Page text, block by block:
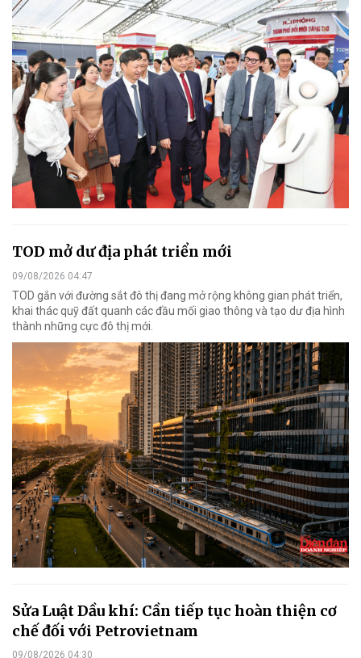
TOD mở dư địa phát triển mới
09/08/2026 04:47
TOD gắn với đường sắt đô thị đang mở rộng không gian phát triển,
khai thác quỹ đất quanh các đầu mối giao thông và tạo dư địa hình
thành những cực đô thị mới.
Sửa Luật Dầu khí: Cần tiếp tục hoàn thiện cơ
chế đối với Petrovietnam
09/08/2026 04:30